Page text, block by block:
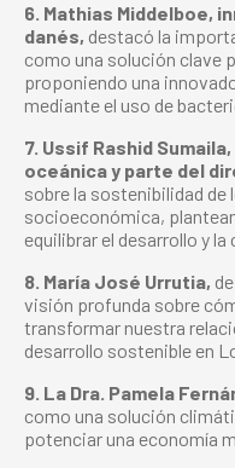
6. Mathias Middelboe,
danés, destacó la
como una solución clave
proponiendo una
mediante el uso de
7. Ussif Rashid
oceánica y parte del
sobre la sostenibilidad
socioeconómica,
equilibrar el desarrollo y
8. María José Urrutia,
visión profunda sobre
transformar nuestra
desarrollo sostenible en
9. La Dra. Pamela
como una solución
potenciar una economía